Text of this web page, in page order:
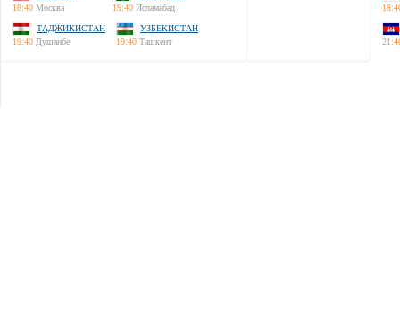
18:40 Москва
19:40 Исламабад
ТАДЖИКИСТАН
19:40 Душанбе
УЗБЕКИСТАН
19:40 Ташкент